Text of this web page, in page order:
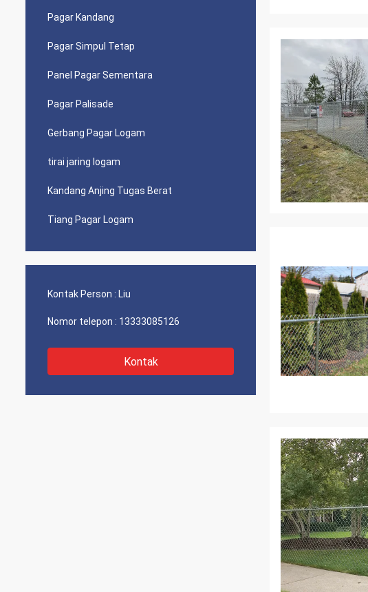
Pagar Kandang
Pagar Simpul Tetap
Panel Pagar Sementara
Pagar Palisade
Gerbang Pagar Logam
tirai jaring logam
Kandang Anjing Tugas Berat
Tiang Pagar Logam
Kontak Person : Liu
Nomor telepon : 13333085126
Kontak